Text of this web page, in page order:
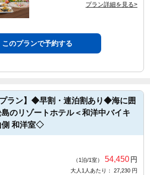
プラン詳細を見る>
このプランで予約する
プラン】◆早割・連泊割あり◆海に囲
のリゾートホテル＜和洋中バイキ
側 和洋室◇
（1泊/1室） 54,450円
大人1人あたり： 27,230 円